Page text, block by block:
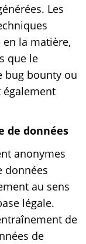
Les
la matière,
que le
bug bounty ou
de données
anonymes
données
au sens
légale.
de
de